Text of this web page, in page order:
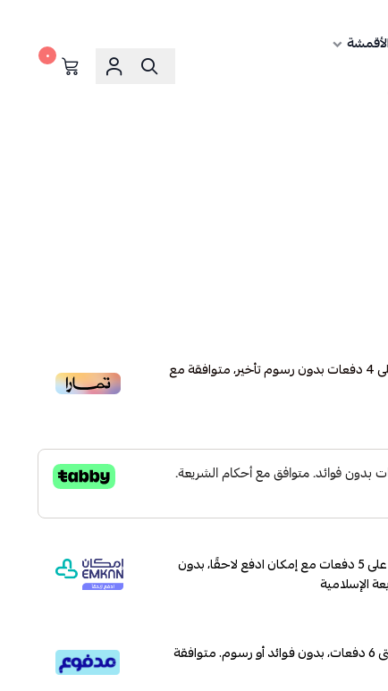
٠
4دفعات بدون رسوم تأخير، متوافقة مع
وقسّمها على 5 دفعات مع إمكان ادفع لاحقًا، بدون
الإسلامية
قسم دفعاتك بطريقة ميسرة إلى 4 وحتى 6 دفعات، بدون فوائد أو رسوم. متوافقة